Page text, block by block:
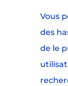
Vous
des
de le